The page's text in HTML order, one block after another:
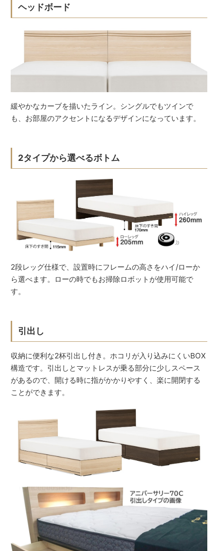
ヘッドボード
緩やかなカーブを描いたライン。シングルでもツインで
も、お部屋のアクセントになるデザインになっています。
2タイプから選べるボトム
2段レッグ仕様で、設置時にフレームの高さをハイ/ローか
ら選べます。ローの時でもお掃除ロボットが使用可能で
す。
引出し
収納に便利な2杯引出し付き。ホコリが入り込みにくいBOX
構造です。引出しとマットレスが乗る部分に少しスペース
があるので、開ける時に指がかかりやすく、楽に開閉する
ことができます。